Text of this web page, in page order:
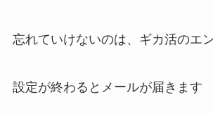
忘れていけないのは、ギカ活のエ
設定が終わるとメールが届きます